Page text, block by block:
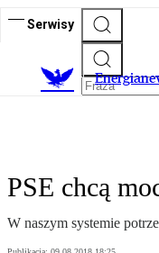
Serwisy
E
PSE chcą
W naszym systemie